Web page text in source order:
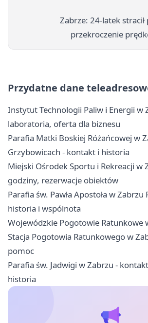
Zabrze: 24-latek
przekroczenie
Przydatne dane
Instytut Technologii Paliw i Energii w
laboratoria, oferta dla biznesu
Parafia Matki Boskiej Różańcowej w
Grzybowicach - kontakt i historia
Miejski Ośrodek Sportu i Rekreacji w
godziny, rezerwacje obiektów
Parafia św. Pawła Apostoła w Zabrzu
historia i wspólnota
Wojewódzkie Pogotowie Ratunkowe
Stacja Pogotowia Ratunkowego w
pomoc
Parafia św. Jadwigi w Zabrzu -
historia